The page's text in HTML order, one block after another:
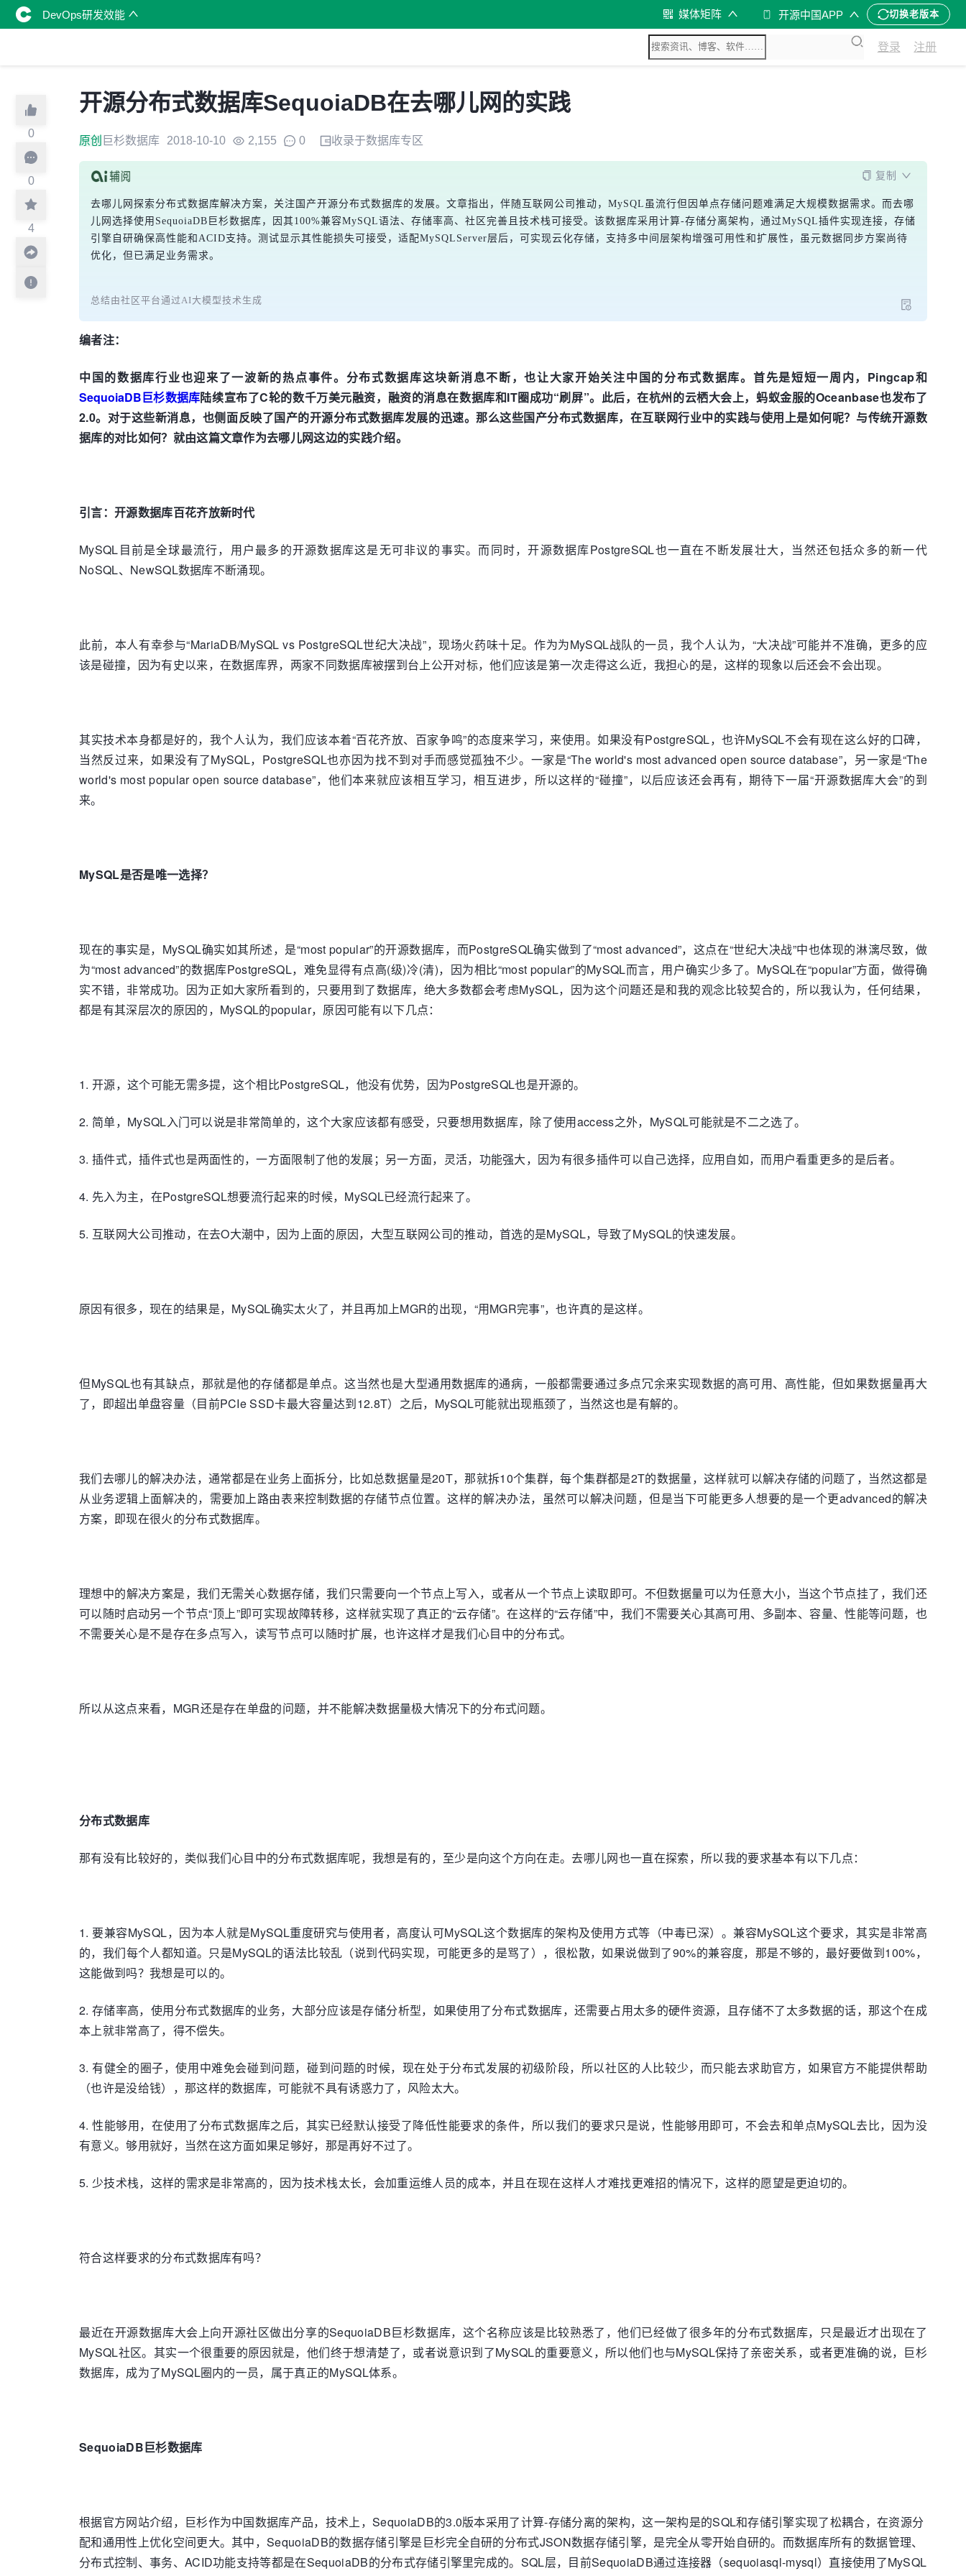
DevOps研发效能 媒体矩阵 开源中国APP 切换老版本
登录 注册
0
0
4
开源分布式数据库SequoiaDB在去哪儿网的实践
原创 巨杉数据库 2018-10-10 2,155 0 收录于数据库专区
复制
去哪儿网探索分布式数据库解决方案，关注国产开源分布式数据库的发展。文章指出，伴随互联网公司推动，MySQL虽流行但因单点存储问题难满足大规模数据需求。而去哪
儿网选择使用SequoiaDB巨杉数据库，因其100%兼容MySQL语法、存储率高、社区完善且技术栈可接受。该数据库采用计算-存储分离架构，通过MySQL插件实现连接，存储
引擎自研确保高性能和ACID支持。测试显示其性能损失可接受，适配MySQLServer层后，可实现云化存储，支持多中间层架构增强可用性和扩展性，虽元数据同步方案尚待
优化，但已满足业务需求。
总结由社区平台通过AI大模型技术生成
编者注：
中国的数据库行业也迎来了一波新的热点事件。分布式数据库这块新消息不断，也让大家开始关注中国的分布式数据库。首先是短短一周内，Pingcap和
SequoiaDB巨杉数据库陆续宣布了C轮的数千万美元融资，融资的消息在数据库和IT圈成功“刷屏”。此后，在杭州的云栖大会上，蚂蚁金服的Oceanbase也发布了
2.0。对于这些新消息，也侧面反映了国产的开源分布式数据库发展的迅速。那么这些国产分布式数据库，在互联网行业中的实践与使用上是如何呢？与传统开源数
据库的对比如何？就由这篇文章作为去哪儿网这边的实践介绍。
引言：开源数据库百花齐放新时代
MySQL目前是全球最流行，用户最多的开源数据库这是无可非议的事实。而同时，开源数据库PostgreSQL也一直在不断发展壮大，当然还包括众多的新一代
NoSQL、NewSQL数据库不断涌现。
此前，本人有幸参与“MariaDB/MySQL vs PostgreSQL世纪大决战”，现场火药味十足。作为为MySQL战队的一员，我个人认为，“大决战”可能并不准确，更多的应
该是碰撞，因为有史以来，在数据库界，两家不同数据库被摆到台上公开对标，他们应该是第一次走得这么近，我担心的是，这样的现象以后还会不会出现。
其实技术本身都是好的，我个人认为，我们应该本着“百花齐放、百家争鸣”的态度来学习，来使用。如果没有PostgreSQL，也许MySQL不会有现在这么好的口碑，
当然反过来，如果没有了MySQL，PostgreSQL也亦因为找不到对手而感觉孤独不少。一家是“The world's most advanced open source database”，另一家是“The
world's most popular open source database”，他们本来就应该相互学习，相互进步，所以这样的“碰撞”，以后应该还会再有，期待下一届“开源数据库大会”的到
来。
MySQL是否是唯一选择？
现在的事实是，MySQL确实如其所述，是“most popular”的开源数据库，而PostgreSQL确实做到了“most advanced”，这点在“世纪大决战”中也体现的淋漓尽致，做
为“most advanced”的数据库PostgreSQL，难免显得有点高(级)冷(清)，因为相比“most popular”的MySQL而言，用户确实少多了。MySQL在“popular”方面，做得确
实不错，非常成功。因为正如大家所看到的，只要用到了数据库，绝大多数都会考虑MySQL，因为这个问题还是和我的观念比较契合的，所以我认为，任何结果，
都是有其深层次的原因的，MySQL的popular，原因可能有以下几点：
1. 开源，这个可能无需多提，这个相比PostgreSQL，他没有优势，因为PostgreSQL也是开源的。
2. 简单，MySQL入门可以说是非常简单的，这个大家应该都有感受，只要想用数据库，除了使用access之外，MySQL可能就是不二之选了。
3. 插件式，插件式也是两面性的，一方面限制了他的发展；另一方面，灵活，功能强大，因为有很多插件可以自己选择，应用自如，而用户看重更多的是后者。
4. 先入为主，在PostgreSQL想要流行起来的时候，MySQL已经流行起来了。
5. 互联网大公司推动，在去O大潮中，因为上面的原因，大型互联网公司的推动，首选的是MySQL，导致了MySQL的快速发展。
原因有很多，现在的结果是，MySQL确实太火了，并且再加上MGR的出现，“用MGR完事”，也许真的是这样。
但MySQL也有其缺点，那就是他的存储都是单点。这当然也是大型通用数据库的通病，一般都需要通过多点冗余来实现数据的高可用、高性能，但如果数据量再大
了，即超出单盘容量（目前PCIe SSD卡最大容量达到12.8T）之后，MySQL可能就出现瓶颈了，当然这也是有解的。
我们去哪儿的解决办法，通常都是在业务上面拆分，比如总数据量是20T，那就拆10个集群，每个集群都是2T的数据量，这样就可以解决存储的问题了，当然这都是
从业务逻辑上面解决的，需要加上路由表来控制数据的存储节点位置。这样的解决办法，虽然可以解决问题，但是当下可能更多人想要的是一个更advanced的解决
方案，即现在很火的分布式数据库。
理想中的解决方案是，我们无需关心数据存储，我们只需要向一个节点上写入，或者从一个节点上读取即可。不但数据量可以为任意大小，当这个节点挂了，我们还
可以随时启动另一个节点“顶上”即可实现故障转移，这样就实现了真正的“云存储”。在这样的“云存储”中，我们不需要关心其高可用、多副本、容量、性能等问题，也
不需要关心是不是存在多点写入，读写节点可以随时扩展，也许这样才是我们心目中的分布式。
所以从这点来看，MGR还是存在单盘的问题，并不能解决数据量极大情况下的分布式问题。
分布式数据库
那有没有比较好的，类似我们心目中的分布式数据库呢，我想是有的，至少是向这个方向在走。去哪儿网也一直在探索，所以我的要求基本有以下几点：
1. 要兼容MySQL，因为本人就是MySQL重度研究与使用者，高度认可MySQL这个数据库的架构及使用方式等（中毒已深）。兼容MySQL这个要求，其实是非常高
的，我们每个人都知道。只是MySQL的语法比较乱（说到代码实现，可能更多的是骂了），很松散，如果说做到了90%的兼容度，那是不够的，最好要做到100%，
这能做到吗？我想是可以的。
2. 存储率高，使用分布式数据库的业务，大部分应该是存储分析型，如果使用了分布式数据库，还需要占用太多的硬件资源，且存储不了太多数据的话，那这个在成
本上就非常高了，得不偿失。
3. 有健全的圈子，使用中难免会碰到问题，碰到问题的时候，现在处于分布式发展的初级阶段，所以社区的人比较少，而只能去求助官方，如果官方不能提供帮助
（也许是没给钱），那这样的数据库，可能就不具有诱惑力了，风险太大。
4. 性能够用，在使用了分布式数据库之后，其实已经默认接受了降低性能要求的条件，所以我们的要求只是说，性能够用即可，不会去和单点MySQL去比，因为没
有意义。够用就好，当然在这方面如果足够好，那是再好不过了。
5. 少技术栈，这样的需求是非常高的，因为技术栈太长，会加重运维人员的成本，并且在现在这样人才难找更难招的情况下，这样的愿望是更迫切的。
符合这样要求的分布式数据库有吗？
最近在开源数据库大会上向开源社区做出分享的SequoiaDB巨杉数据库，这个名称应该是比较熟悉了，他们已经做了很多年的分布式数据库，只是最近才出现在了
MySQL社区。其实一个很重要的原因就是，他们终于想清楚了，或者说意识到了MySQL的重要意义，所以他们也与MySQL保持了亲密关系，或者更准确的说，巨杉
数据库，成为了MySQL圈内的一员，属于真正的MySQL体系。
SequoiaDB巨杉数据库
根据官方网站介绍，巨杉作为中国数据库产品，技术上，SequoiaDB的3.0版本采用了计算-存储分离的架构，这一架构是的SQL和存储引擎实现了松耦合，在资源分
配和通用性上优化空间更大。其中，SequoiaDB的数据存储引擎是巨杉完全自研的分布式JSON数据存储引擎，是完全从零开始自研的。而数据库所有的数据管理、
分布式控制、事务、ACID功能支持等都是在SequoiaDB的分布式存储引擎里完成的。SQL层，目前SequoiaDB通过连接器（sequoiasql-mysql）直接使用了MySQL